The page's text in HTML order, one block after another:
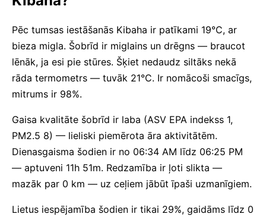
Pēc tumsas iestāšanās Kibaha ir patīkami 19°C, ar
bieza migla. Šobrīd ir miglains un drēgns — braucot
lēnāk, ja esi pie stūres. Šķiet nedaudz siltāks nekā
rāda termometrs — tuvāk 21°C. Ir nomācoši smacīgs,
mitrums ir 98%.
Gaisa kvalitāte šobrīd ir laba (ASV EPA indekss 1,
PM2.5 8) — lieliski piemērota āra aktivitātēm.
Dienasgaisma šodien ir no 06:34 AM līdz 06:25 PM
— aptuveni 11h 51m. Redzamība ir ļoti slikta —
mazāk par 0 km — uz ceļiem jābūt īpaši uzmanīgiem.
Lietus iespējamība šodien ir tikai 29%, gaidāms līdz 0